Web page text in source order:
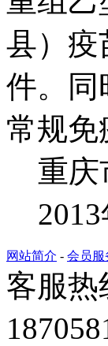
县）疫
件。同
常规免
重庆
2013
网站简介 - 会员服
客服热